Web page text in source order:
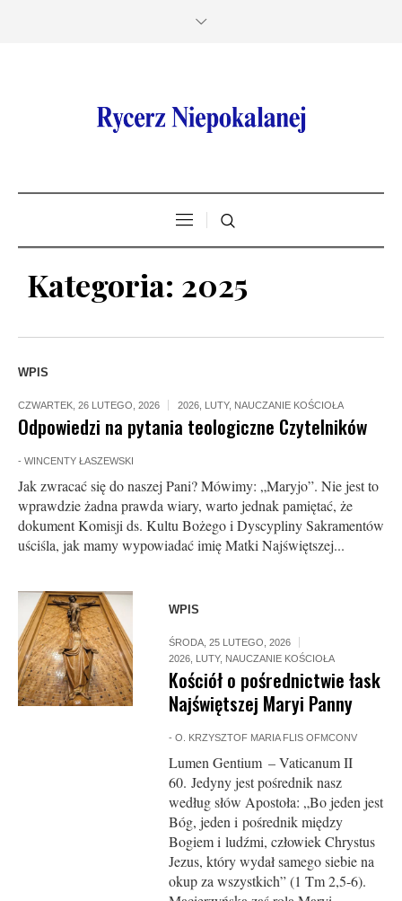
Kategoria: 2025
WPIS
CZWARTEK, 26 LUTEGO, 2026 2026 LUTY, NAUCZANIE KOŚCIOŁA
Odpowiedzi na pytania teologiczne Czytelników
- WINCENTY ŁASZEWSKI
Jak zwracać się do naszej Pani? Mówimy: „Maryjo”. Nie jest to
wprawdzie żadna prawda wiary, warto jednak pamiętać, że
dokument Komisji ds. Kultu Bożego i Dyscypliny Sakramentów
uściśla, jak mamy wypowiadać imię Matki Najświętszej...
WPIS
ŚRODA, 25 LUTEGO, 2026
2026 LUTY, NAUCZANIE KOŚCIOŁA
Kościół o pośrednictwie łask
Najświętszej Maryi Panny
-O. KRZYSZTOF MARIA FLIS OFMCONV
Lumen Gentium – Vaticanum II
60. Jedyny jest pośrednik nasz
według słów Apostoła: „Bo jeden jest
Bóg, jeden i pośrednik między
Bogiem i ludźmi, człowiek Chrystus
Jezus, który wydał samego siebie na
okup za wszystkich” (1 Tm 2,5-6).